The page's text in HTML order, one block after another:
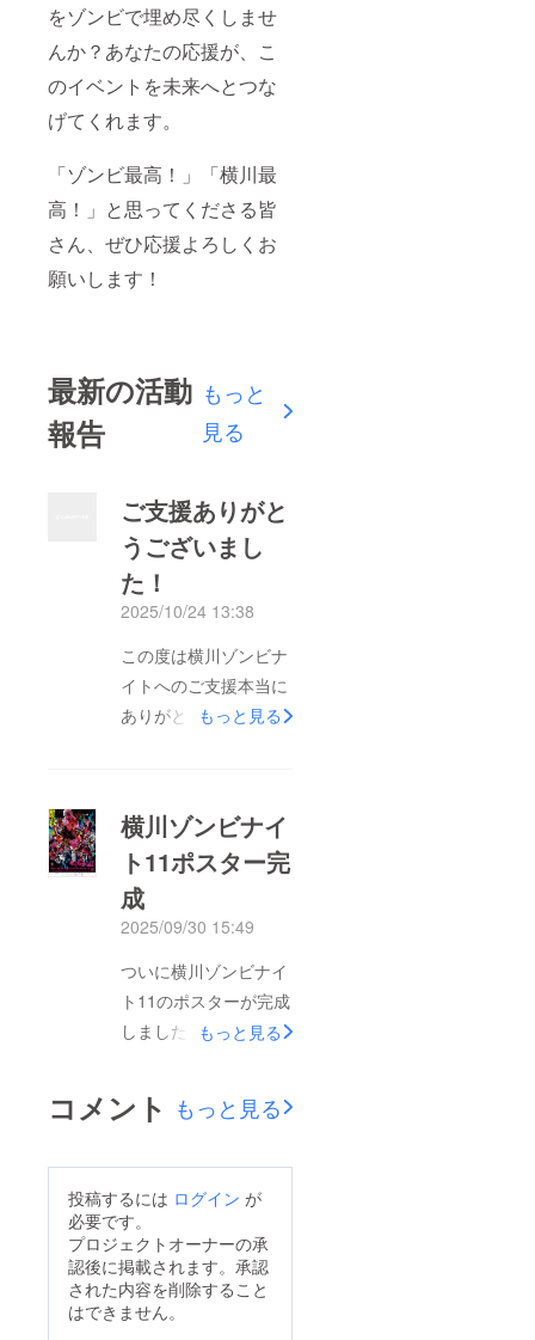
をゾンビで埋め尽くしませ
んか？あなたの応援が、こ
のイベントを未来へとつな
げてくれます。
「ゾンビ最高！」「横川最
高！」と思ってくださる皆
さん、ぜひ応援よろしくお
願いします！
最新の活動
報告
もっと
見る
ご支援ありがと
うございまし
た！
2025/10/24 13:38
この度は横川ゾンビナ
イトへのご支援本当に
ありがとうございまし
事に使わせていただき
たいと思います。いよ
いよ明日から横川ゾン
ビナイト11開催となり
みんなでゾンゾンしま
しょう！！
もっと見る
横川ゾンビナイ
ト11ポスター完
成
2025/09/30 15:49
ついに横川ゾンビナイ
ト11のポスターが完成
しました。ポスターに
を支える横川商店街の
幹部の方々や地域をさ
長年ボランティアで支
えている人たちです。
みんな役者すぎます＾
＾当日はこのゾンビた
もっと見る
コメント もっと見る
投稿するには ログイン が
必要です。
プロジェクトオーナーの承
認後に掲載されます。承認
された内容を削除すること
はできません。